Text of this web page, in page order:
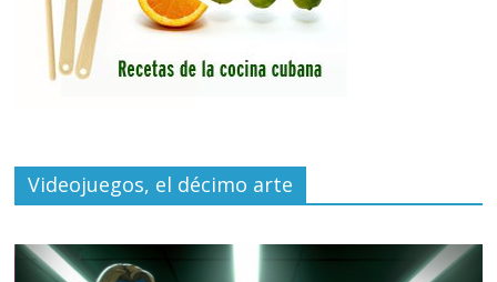
Videojuegos, el décimo arte